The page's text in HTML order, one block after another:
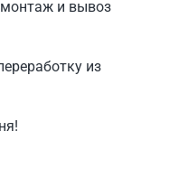
и вывоз
из